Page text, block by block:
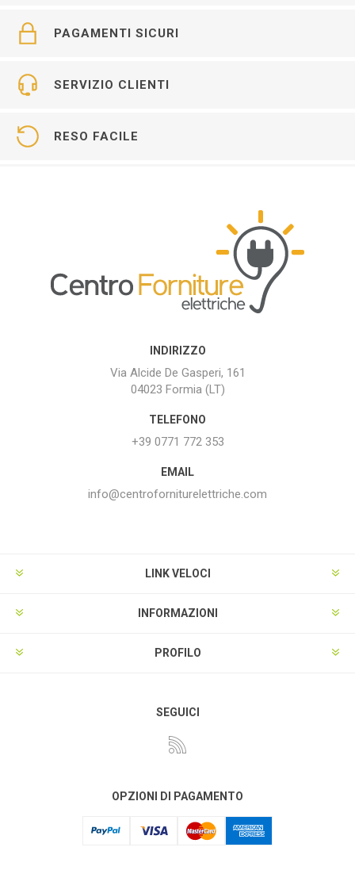
PAGAMENTI SICURI
SERVIZIO CLIENTI
RESO FACILE
INDIRIZZO
Via Alcide De Gasperi, 161
04023 Formia (LT)
TELEFONO
+39 0771 772 353
EMAIL
info@centroforniturelettriche.com
LINK VELOCI
INFORMAZIONI
PROFILO
SEGUICI
OPZIONI DI PAGAMENTO